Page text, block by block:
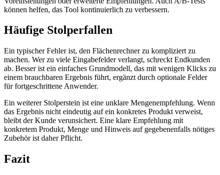
können helfen, das Tool kontinuierlich zu verbessern.
Häufige Stolperfallen
Ein typischer Fehler ist, den Flächenrechner zu kompliziert zu
machen. Wer zu viele Eingabefelder verlangt, schreckt Endkunden
ab. Besser ist ein einfaches Grundmodell, das mit wenigen Klicks zu
einem brauchbaren Ergebnis führt, ergänzt durch optionale Felder
für fortgeschrittene Anwender.
Ein weiterer Stolperstein ist eine unklare Mengenempfehlung. Wenn
das Ergebnis nicht eindeutig auf ein konkretes Produkt verweist,
bleibt der Kunde verunsichert. Eine klare Empfehlung mit
konkretem Produkt, Menge und Hinweis auf gegebenenfalls nötiges
Zubehör ist daher Pflicht.
Fazit